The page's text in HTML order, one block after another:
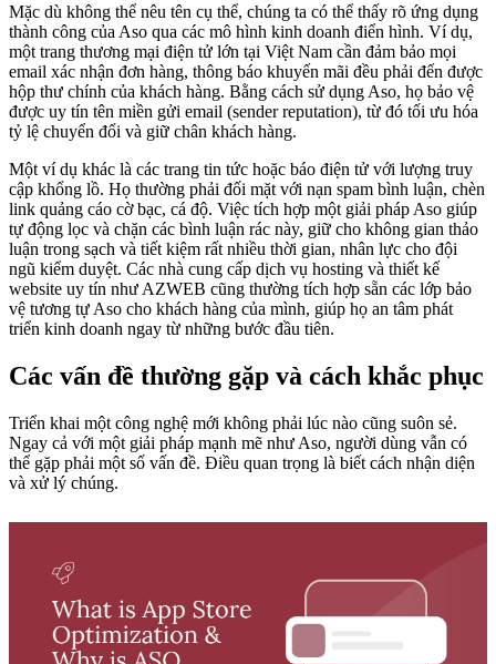
Mặc dù không thể nêu tên cụ thể, chúng ta có thể thấy rõ ứng dụng
thành công của Aso qua các mô hình kinh doanh điển hình. Ví dụ,
một trang thương mại điện tử lớn tại Việt Nam cần đảm bảo mọi
email xác nhận đơn hàng, thông báo khuyến mãi đều phải đến được
hộp thư chính của khách hàng. Bằng cách sử dụng Aso, họ bảo vệ
được uy tín tên miền gửi email (sender reputation), từ đó tối ưu hóa
tỷ lệ chuyển đổi và giữ chân khách hàng.
Một ví dụ khác là các trang tin tức hoặc báo điện tử với lượng truy
cập khổng lồ. Họ thường phải đối mặt với nạn spam bình luận, chèn
link quảng cáo cờ bạc, cá độ. Việc tích hợp một giải pháp Aso giúp
tự động lọc và chặn các bình luận rác này, giữ cho không gian thảo
luận trong sạch và tiết kiệm rất nhiều thời gian, nhân lực cho đội
ngũ kiểm duyệt. Các nhà cung cấp dịch vụ hosting và thiết kế
website uy tín như AZWEB cũng thường tích hợp sẵn các lớp bảo
vệ tương tự Aso cho khách hàng của mình, giúp họ an tâm phát
triển kinh doanh ngay từ những bước đầu tiên.
Các vấn đề thường gặp và cách khắc phục
Triển khai một công nghệ mới không phải lúc nào cũng suôn sẻ.
Ngay cả với một giải pháp mạnh mẽ như Aso, người dùng vẫn có
thể gặp phải một số vấn đề. Điều quan trọng là biết cách nhận diện
và xử lý chúng.